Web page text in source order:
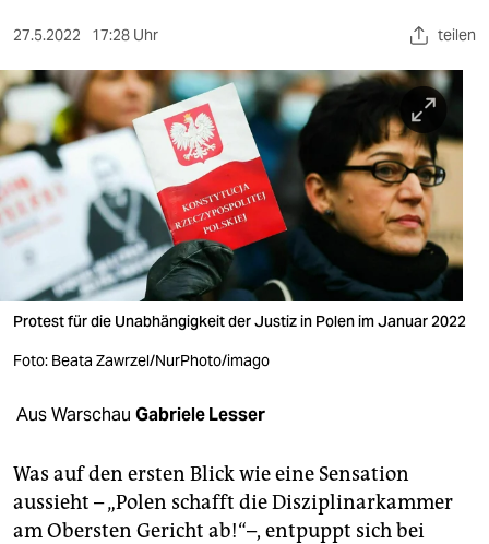
sport
berlin
nord
wahrheit
verlag
verlag
unterstützen
27.5.2022 17:28 Uhr teilen
Protest für die Unabhängigkeit der Justiz in Polen im Januar 2022
Foto: Beata Zawrzel/NurPhoto/imago
Aus Warschau Gabriele Lesser
Was auf den ersten Blick wie eine Sensation
aussieht – „Polen schafft die Disziplinarkammer
am Obersten Gericht ab!“–, entpuppt sich bei